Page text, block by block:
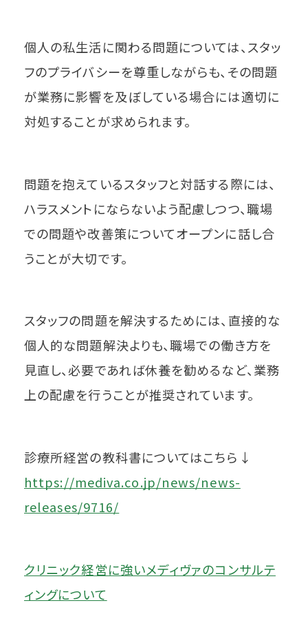
個人の私生活に関わる問題については、スタッ
フのプライバシーを尊重しながらも、その問題
が業務に影響を及ぼしている場合には適切に
対処することが求められます。
問題を抱えているスタッフと対話する際には、
ハラスメントにならないよう配慮しつつ、職場
での問題や改善策についてオープンに話し合
うことが大切です。
スタッフの問題を解決するためには、直接的な
個人的な問題解決よりも、職場での働き方を
見直し、必要であれば休養を勧めるなど、業務
上の配慮を行うことが推奨されています。
診療所経営の教科書についてはこちら↓
https://mediva.co.jp/news/news-
releases/9716/
クリニック経営に強いメディヴァのコンサルテ
ィングについて